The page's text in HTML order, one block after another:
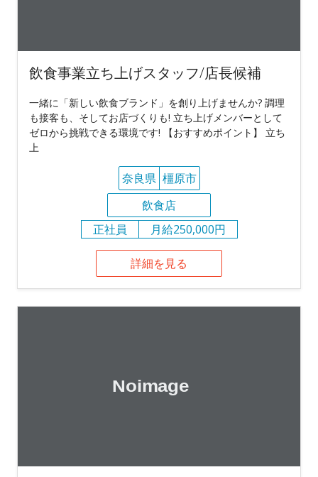
飲食事業立ち上げスタッフ/店長候補
一緒に「新しい飲食ブランド」を創り上げませんか? 調理
も接客も、そしてお店づくりも! 立ち上げメンバーとして
ゼロから挑戦できる環境です! 【おすすめポイント】 立ち
上
奈良県 橿原市
飲食店
正社員
月給250,000円
詳細を見る